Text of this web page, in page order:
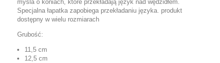
myśla o koniach, które przekładają język nad wędzidłem.
Specjalna łapatka zapobiega przekładaniu języka. produkt
dostępny w wielu rozmiarach
Grubość:
11,5 cm
12,5 cm